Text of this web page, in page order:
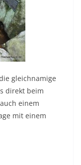
gleichnamige
direkt beim
einem
mit einem